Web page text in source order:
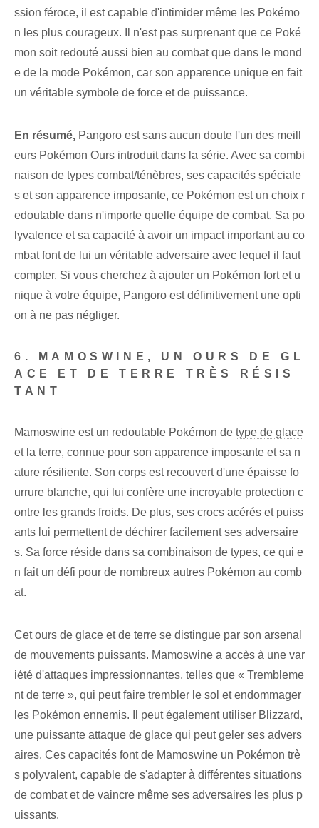
ssion féroce, il est capable d'intimider même les Pokémo
n les plus courageux. Il n'est pas surprenant que ce Poké
mon soit redouté aussi bien au combat que dans le mond
e de la mode Pokémon, car son apparence unique en fait
un véritable symbole de force et de puissance.
En résumé, Pangoro est sans aucun doute l'un des meill
eurs Pokémon Ours introduit dans la série. Avec sa combi
naison de types combat/ténèbres, ses capacités spéciale
s et son apparence imposante, ce Pokémon est un choix r
edoutable dans n'importe quelle équipe de combat. Sa po
lyvalence et sa capacité à avoir un impact important au co
mbat font de lui un véritable adversaire avec lequel il faut
compter. Si vous cherchez à ajouter un Pokémon fort et u
nique à votre équipe, Pangoro est définitivement une opti
on à ne pas négliger.
6. MAMOSWINE, UN OURS DE GL
ACE ET DE TERRE TRÈS RÉSIS
TANT
Mamoswine est un redoutable ‌Pokémon de type de glace
et la terre, connue pour son apparence imposante et sa n
ature résiliente. Son corps est recouvert d'une épaisse fo
urrure blanche, qui lui confère une incroyable protection c
ontre les grands froids. ​De plus, ses crocs acérés et puiss
ants lui permettent de déchirer facilement ses adversaire
s. Sa force réside dans sa combinaison de types, ce qui e
n fait un défi pour de nombreux autres Pokémon au comb
at.
Cet ours de glace et de terre se distingue par son arsenal
de mouvements puissants. Mamoswine a accès à une var
iété d'attaques impressionnantes, telles que « Trembleme
nt de terre », qui peut faire trembler le sol et endommager
les Pokémon ennemis. Il peut également utiliser Blizzard,
une puissante attaque de glace qui peut geler ses advers
aires. Ces capacités font de Mamoswine un Pokémon trè
s polyvalent, capable de s'adapter à différentes situations
de combat et de vaincre même ses adversaires les plus p
uissants.